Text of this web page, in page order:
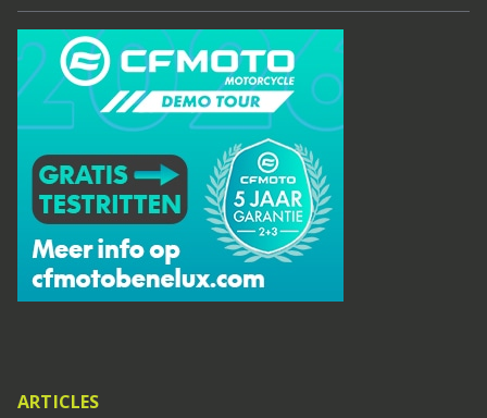
ARTICLES